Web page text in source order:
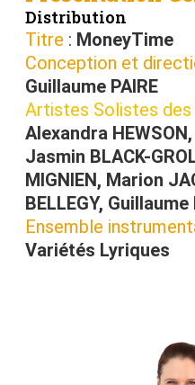
Distribution
Titre : MoneyTime
Conception et
Guillaume PAIRE
Artistes Solistes des
Alexandra
Jasmin BLACK-
MIGNIEN, Marion
BELLEGY, Guillaume
Ensemble
Variétés Lyriques